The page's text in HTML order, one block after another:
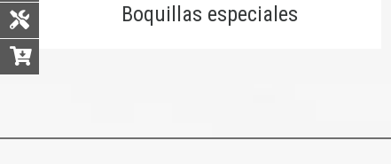
Boquillas especiales